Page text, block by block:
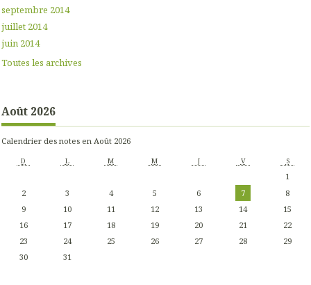
septembre 2014
juillet 2014
juin 2014
Toutes les archives
Août 2026
Calendrier des notes en Août 2026
D L M M J V S
1
2
3 4 5 6 7
8
9
10 11 12 13 14
15
16
17 18 19 20 21
22
23
24 25 26 27 28
29
30
31